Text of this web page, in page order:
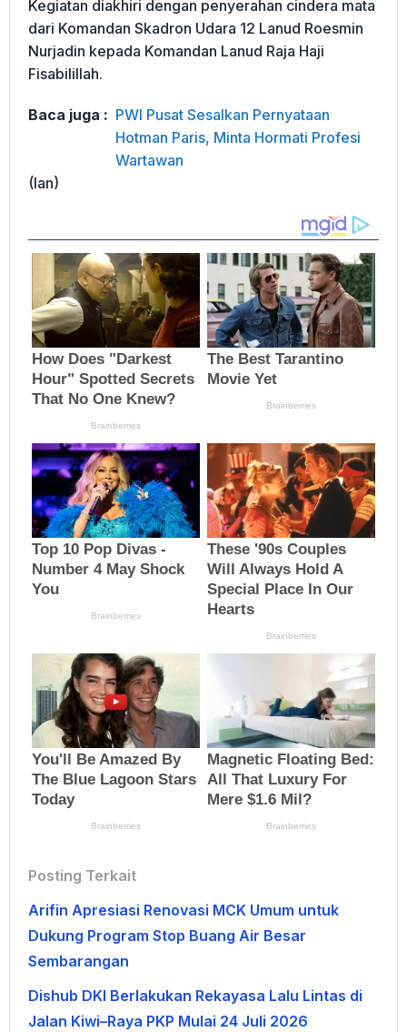
Kegiatan diakhiri dengan penyerahan cindera mata
dari Komandan Skadron Udara 12 Lanud Roesmin
Nurjadin kepada Komandan Lanud Raja Haji
Fisabilillah.
Baca juga : PWI Pusat Sesalkan Pernyataan
Hotman Paris, Minta Hormati Profesi
Wartawan
(Ian)
Posting Terkait
Arifin Apresiasi Renovasi MCK Umum untuk
Dukung Program Stop Buang Air Besar
Sembarangan
Dishub DKI Berlakukan Rekayasa Lalu Lintas di
Jalan Kiwi–Raya PKP Mulai 24 Juli 2026